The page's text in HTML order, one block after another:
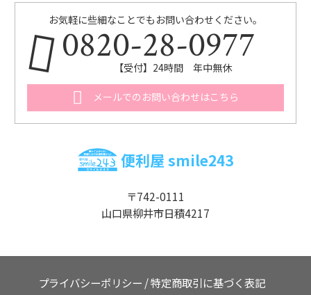
お気軽に些細なことでもお問い合わせください。
0820-28-0977
【受付】24時間 年中無休
メールでのお問い合わせはこちら
便利屋 smile243
〒742-0111
山口県柳井市日積4217
プライバシーポリシー /特定商取引に基づく表記